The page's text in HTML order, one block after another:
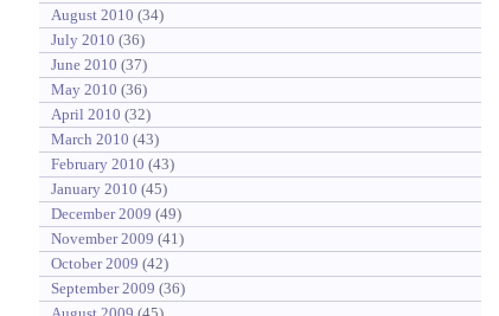
August 2010 (34)
July 2010 (36)
June 2010 (37)
May 2010 (36)
April 2010 (32)
March 2010 (43)
February 2010 (43)
January 2010 (45)
December 2009 (49)
November 2009 (41)
October 2009 (42)
September 2009 (36)